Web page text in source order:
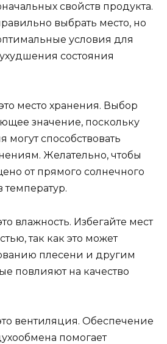
свойств продукта.
выбрать место, но
условия для
состояния
место хранения. Выбор
значение, поскольку
могут способствовать
Желательно, чтобы
от прямого солнечного
температур.
влажность. Избегайте мест
так как это может
плесени и другим
повлияют на качество
вентиляция. Обеспечение
помогает